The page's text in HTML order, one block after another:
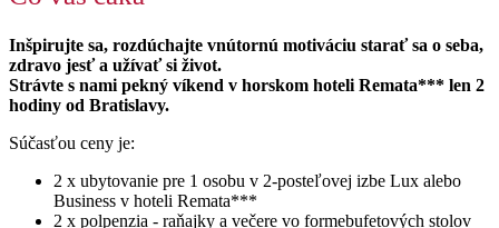
Inšpirujte sa, rozdúchajte vnútornú motiváciu starať sa o seba,
zdravo jesť a užívať si život.
Strávte s nami pekný víkend v horskom hoteli Remata*** len 2
hodiny od Bratislavy.
Súčasťou ceny je:
2 x ubytovanie pre 1 osobu v 2-posteľovej izbe Lux alebo
Business v hoteli Remata***
2 x polpenzia - raňajky a večere vo formebufetových stolov